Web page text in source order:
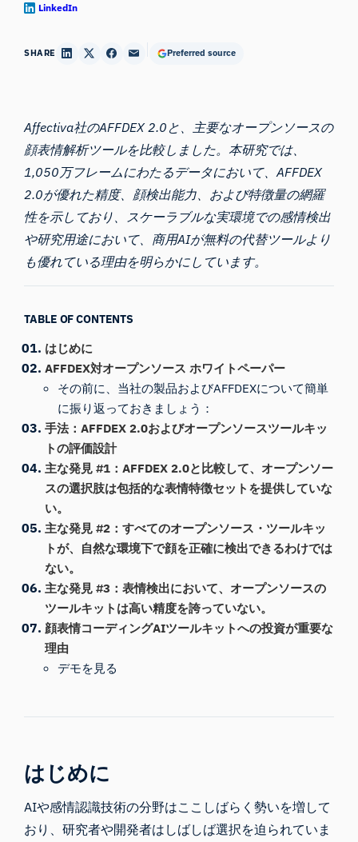
LinkedIn
SHARE Preferred source
Affectiva社のAFFDEX 2.0と、主要なオープンソースの
顔表情解析ツールを比較しました。本研究では、
1,050万フレームにわたるデータにおいて、AFFDEX
2.0が優れた精度、顔検出能力、および特徴量の網羅
性を示しており、スケーラブルな実環境での感情検出
や研究用途において、商用AIが無料の代替ツールより
も優れている理由を明らかにしています。
TABLE OF CONTENTS
はじめに
AFFDEX対オープンソース ホワイトペーパー
その前に、当社の製品およびAFFDEXについて簡単
に振り返っておきましょう：
手法：AFFDEX 2.0およびオープンソースツールキッ
トの評価設計
主な発見 #1：AFFDEX 2.0と比較して、オープンソー
スの選択肢は包括的な表情特徴セットを提供していな
い。
主な発見 #2：すべてのオープンソース・ツールキッ
トが、自然な環境下で顔を正確に検出できるわけでは
ない。
主な発見 #3：表情検出において、オープンソースの
ツールキットは高い精度を誇っていない。
顔表情コーディングAIツールキットへの投資が重要な
理由
デモを見る
はじめに
AIや感情認識技術の分野はここしばらく勢いを増して
おり、研究者や開発者はしばしば選択を迫られていま